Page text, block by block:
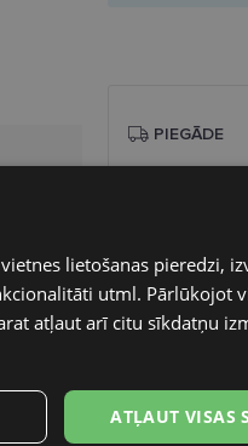
PIEGĀDE
SmartPosti
Unisend
Omniva
Piegāde uz
lietošanas pieredzi,
utml. Pārlūkojot
atļaut arī citu sīkdatņu
ATĻAUT VISAS